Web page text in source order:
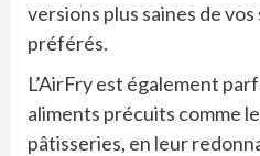
versions plus saines de
préférés.
L’AirFry est également
aliments précuits comme
pâtisseries, en leur